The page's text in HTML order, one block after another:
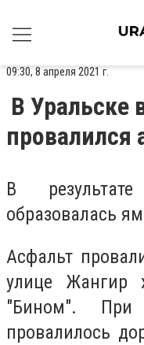
09:30, 8 апреля 2021 г.
В Уральске
провалился
В
образовалась
Асфальт
улице Жангир
"Бином". При
провалилось